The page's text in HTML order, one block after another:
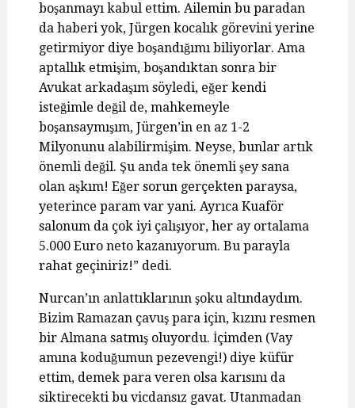
boşanmayı kabul ettim. Ailemin bu paradan
da haberi yok, Jürgen kocalık görevini yerine
getirmiyor diye boşandığımı biliyorlar. Ama
aptallık etmişim, boşandıktan sonra bir
Avukat arkadaşım söyledi, eğer kendi
isteğimle değil de, mahkemeyle
boşansaymışım, Jürgen’in en az 1-2
Milyonunu alabilirmişim. Neyse, bunlar artık
önemli değil. Şu anda tek önemli şey sana
olan aşkım! Eğer sorun gerçekten paraysa,
yeterince param var yani. Ayrıca Kuaför
salonum da çok iyi çalışıyor, her ay ortalama
5.000 Euro neto kazanıyorum. Bu parayla
rahat geçiniriz!” dedi.
Nurcan’ın anlattıklarının şoku altındaydım.
Bizim Ramazan çavuş para için, kızını resmen
bir Almana satmış oluyordu. İçimden (Vay
amına koduğumun pezevengi!) diye küfür
ettim, demek para veren olsa karısını da
siktirecekti bu vicdansız gavat. Utanmadan